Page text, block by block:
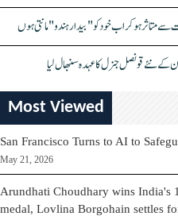
متاثر ہو کر اب خود کو "بیدار ہندو" مانتی ہوں
کے نئے قونصل جنرل کا عہدہ سنبھال لیا
Most Viewed
San Francisco Turns to AI to
May 21, 2026
Arundhati Choudhary wins India's
medal, Lovlina Borgohain settles